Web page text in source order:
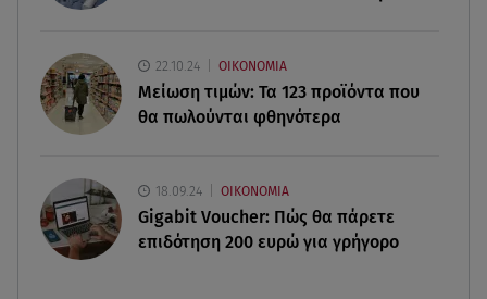
δημιούργημα του ανθρώπου»
22.10.24 ΟΙΚΟΝΟΜΙΑ
Μείωση τιμών: Τα 123 προϊόντα που
θα πωλούνται φθηνότερα
18.09.24 ΟΙΚΟΝΟΜΙΑ
Gigabit Voucher: Πώς θα πάρετε
επιδότηση 200 ευρώ για γρήγορο